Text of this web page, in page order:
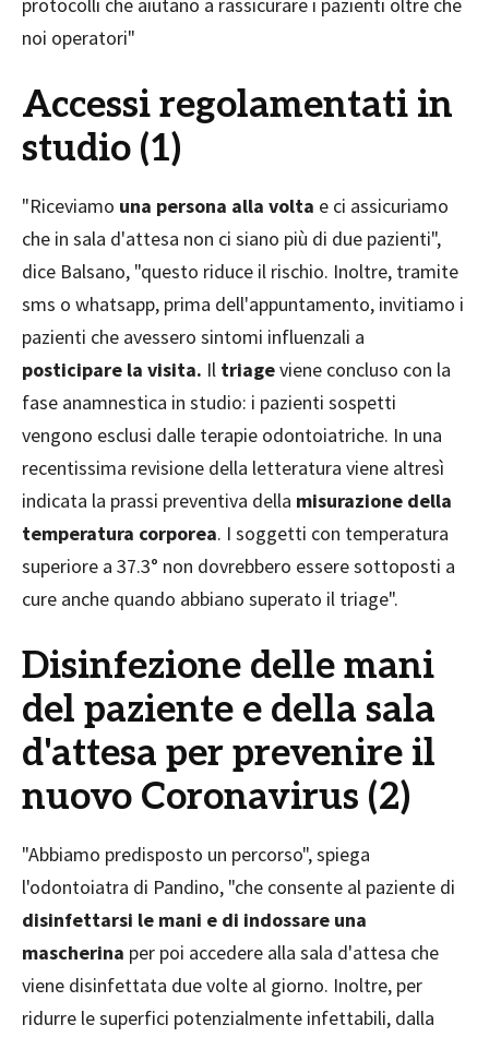
protocolli che aiutano a rassicurare i pazienti oltre che
noi operatori"
Accessi regolamentati in
studio (1)
"Riceviamo una persona alla volta e ci assicuriamo
che in sala d'attesa non ci siano più di due pazienti",
dice Balsano, "questo riduce il rischio. Inoltre, tramite
sms o whatsapp, prima dell'appuntamento, invitiamo i
pazienti che avessero sintomi influenzali a
posticipare la visita. Il triageviene concluso con la
fase anamnestica in studio: i pazienti sospetti
vengono esclusi dalle terapie odontoiatriche. In una
recentissima revisione della letteratura viene altresì
indicata la prassi preventiva della misurazione della
temperatura corporea. I soggetti con temperatura
superiore a 37.3° non dovrebbero essere sottoposti a
cure anche quando abbiano superato il triage".
Disinfezione delle mani
del paziente e della sala
d'attesa per prevenire il
nuovo Coronavirus (2)
"Abbiamo predisposto un percorso", spiega
l'odontoiatra di Pandino, "che consente al paziente di
disinfettarsi le mani e di indossare una
mascherina per poi accedere alla sala d'attesa che
viene disinfettata due volte al giorno. Inoltre, per
ridurre le superfici potenzialmente infettabili, dalla